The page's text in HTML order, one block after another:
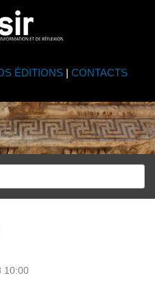
ÉDITIONS| CONTACTS
10:00